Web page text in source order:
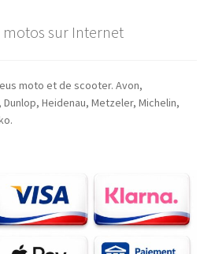
motos sur Internet
moto et de scooter. Avon,
Heidenau, Metzeler, Michelin,